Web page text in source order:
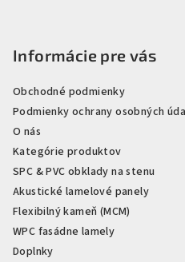
Informácie pre vás
Obchodné podmienky
Podmienky ochrany osobných
O nás
Kategórie produktov
SPC & PVC obklady na stenu
Akustické lamelové panely
Flexibilný kameň (MCM)
WPC fasádne lamely
Doplnky